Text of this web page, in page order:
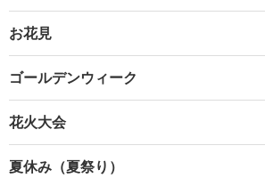
お花見
ゴールデンウィーク
花火大会
夏休み（夏祭り）